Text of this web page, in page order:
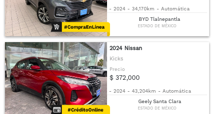
- 2024 - 34,170km - Automática
BYD Tlalnepantla
ESTADO DE MÉXICO
2024 Nissan
Kicks
Precio
$ 372,000
- 2024 - 43,204km - Automática
Geely Santa Clara
ESTADO DE MÉXICO